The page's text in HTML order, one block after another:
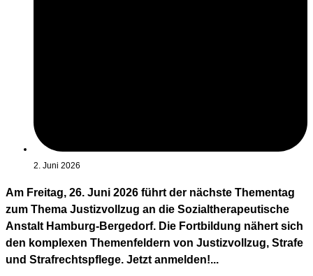
2. Juni 2026
Am Freitag, 26. Juni 2026 führt der nächste Thementag
zum Thema Justizvollzug an die Sozialtherapeutische
Anstalt Hamburg-Bergedorf. Die Fortbildung nähert sich
den komplexen Themenfeldern von Justizvollzug, Strafe
und Strafrechtspflege. Jetzt anmelden!...